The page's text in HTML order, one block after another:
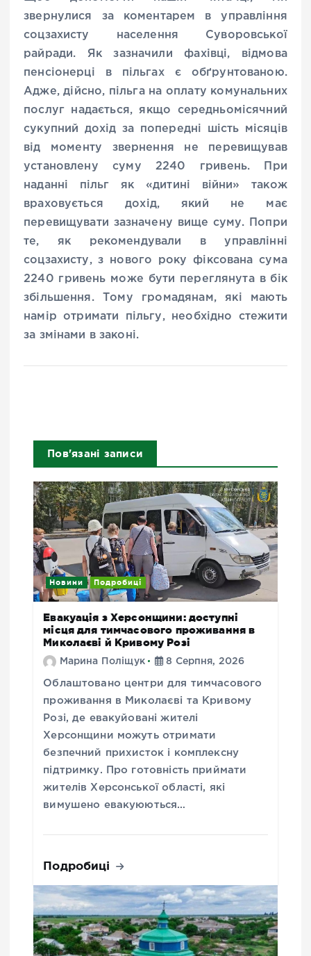
звернулися за коментарем в управління
соцзахисту населення Суворовської
райради. Як зазначили фахівці, відмова
пенсіонерці в пільгах є обґрунтованою.
Адже, дійсно, пільга на оплату комунальних
послуг надається, якщо середньомісячний
сукупний дохід за попередні шість місяців
від моменту звернення не перевищував
установлену суму 2240 гривень. При
наданні пільг як «дитині війни» також
враховується дохід, який не має
перевищувати зазначену вище суму. Попри
те, як рекомендували в управлінні
соцзахисту, з нового року фіксована сума
2240 гривень може бути переглянута в бік
збільшення. Тому громадянам, які мають
намір отримати пільгу, необхідно стежити
за змінами в законі.
Пов'язані записи
Новини Подробиці
Евакуація з Херсонщини: доступні
місця для тимчасового проживання в
Миколаєві й Кривому Розі
Марина Поліщук 8 Серпня, 2026
Облаштовано центри для тимчасового
проживання в Миколаєві та Кривому
Розі, де евакуйовані жителі
Херсонщини можуть отримати
безпечний прихисток і комплексну
підтримку. Про готовність приймати
жителів Херсонської області, які
вимушено евакуюються…
Подробиці